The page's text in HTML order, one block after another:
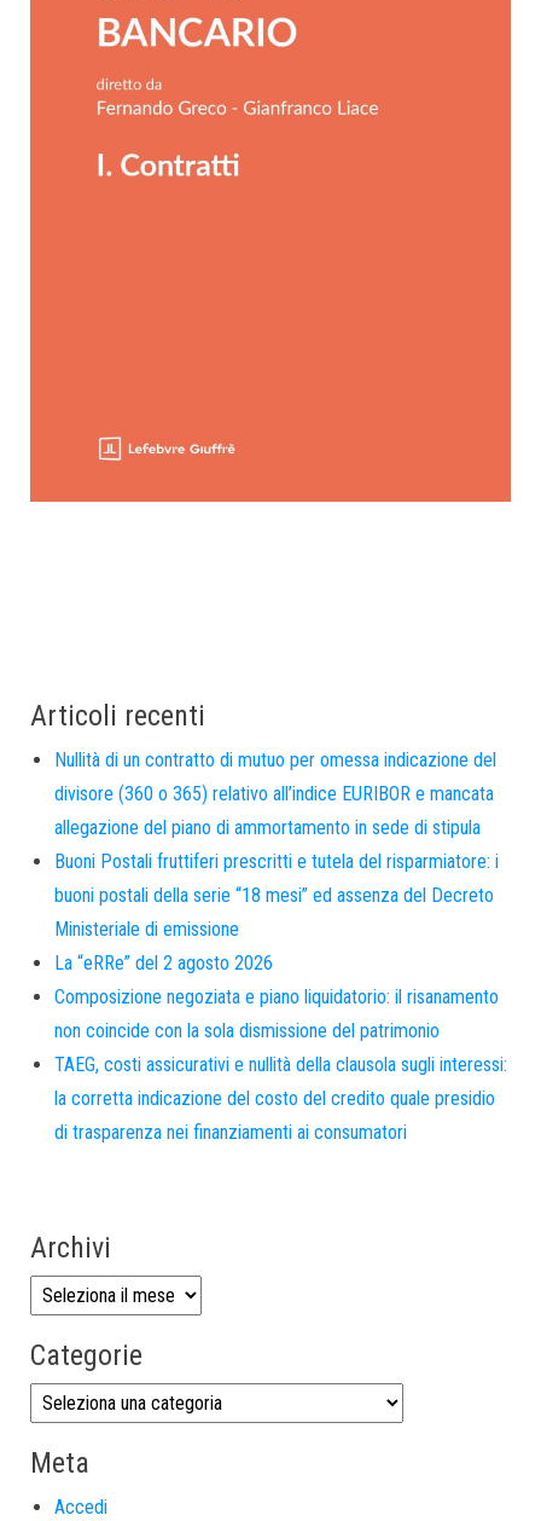
Articoli recenti
Nullità di un contratto di mutuo per omessa indicazione del
divisore (360 o 365) relativo all’indice EURIBOR e mancata
allegazione del piano di ammortamento in sede di stipula
Buoni Postali fruttiferi prescritti e tutela del risparmiatore: i
buoni postali della serie “18 mesi” ed assenza del Decreto
Ministeriale di emissione
La “eRRe” del 2 agosto 2026
Composizione negoziata e piano liquidatorio: il risanamento
non coincide con la sola dismissione del patrimonio
TAEG, costi assicurativi e nullità della clausola sugli interessi:
la corretta indicazione del costo del credito quale presidio
di trasparenza nei finanziamenti ai consumatori
Archivi
Categorie
Meta
Accedi